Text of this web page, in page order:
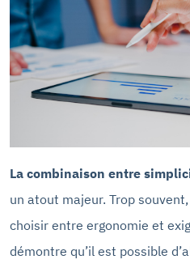
La combinaison entre
un atout majeur. Trop
choisir entre ergonomie et
démontre qu’il est possible